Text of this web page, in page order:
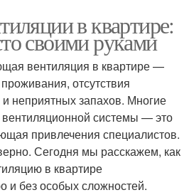
в квартире:
своими руками
вентиляция в квартире —
отсутствия
неприятных запахов. Многие
вентиляционной системы — это
привлечения специалистов.
Сегодня мы расскажем, как
в квартире
и без особых сложностей.